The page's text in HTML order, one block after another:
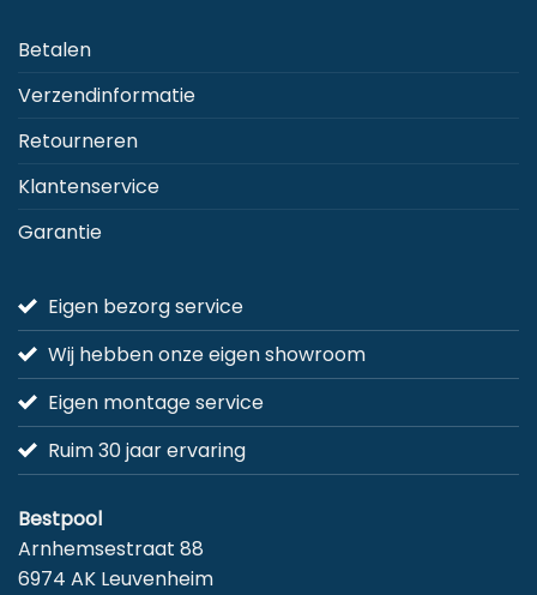
Betalen
Verzendinformatie
Retourneren
Klantenservice
Garantie
Eigen bezorg service
Wij hebben onze eigen showroom
Eigen montage service
Ruim 30 jaar ervaring
Bestpool
Arnhemsestraat 88
6974 AK Leuvenheim